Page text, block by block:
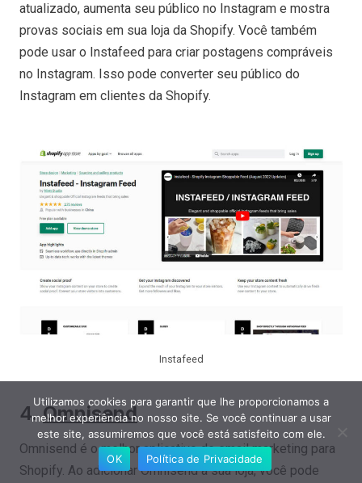
atualizado, aumenta seu público no Instagram e mostra
provas sociais em sua loja da Shopify. Você também
pode usar o Instafeed para criar postagens compráveis
no Instagram. Isso pode converter seu público do
Instagram em clientes da Shopify.
Instafeed
4.Omnisend
Omnisend é o melhor aplicativo de email marketing para
Shopify. Ao adicionar Omnisend à sua loja, você pode
Utilizamos cookies para garantir que lhe proporcionamos a
melhor experiência no nosso site. Se você continuar a usar
este site, assumiremos que você está satisfeito com ele.
OK
Política de Privacidade